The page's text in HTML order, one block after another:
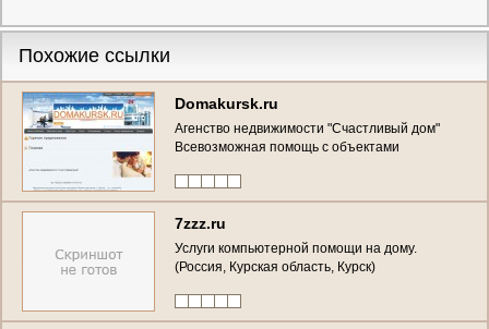
Похожие ссылки
Domakursk.ru
Агенство недвижимости "Счастливый дом"
Всевозможная помощь с объектами
7zzz.ru
Услуги компьютерной помощи на дому.
(Россия, Курская область, Курск)